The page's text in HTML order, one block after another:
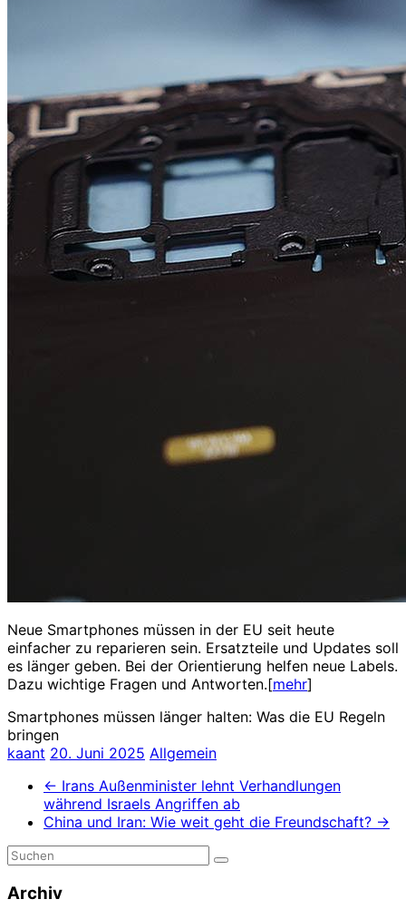
Neue Smartphones müssen in der EU seit heute
einfacher zu reparieren sein. Ersatzteile und Updates soll
es länger geben. Bei der Orientierung helfen neue Labels.
Dazu wichtige Fragen und Antworten.[mehr]
Smartphones müssen länger halten: Was die EU Regeln
bringen
kaant 20. Juni 2025 Allgemein
← Irans Außenminister lehnt Verhandlungen
während Israels Angriffen ab
China und Iran: Wie weit geht die Freundschaft? →
Archiv